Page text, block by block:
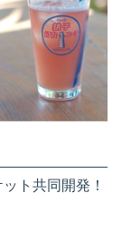
ト共同開発！